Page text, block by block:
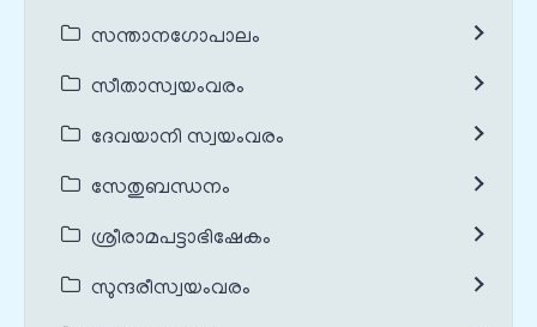
സന്താനഗോപാലം
സീതാസ്വയംവരം
ദേവയാനി സ്വയംവരം
സേതുബന്ധനം
ശ്രീരാമപട്ടാഭിഷേകം
സുന്ദരീസ്വയംവരം